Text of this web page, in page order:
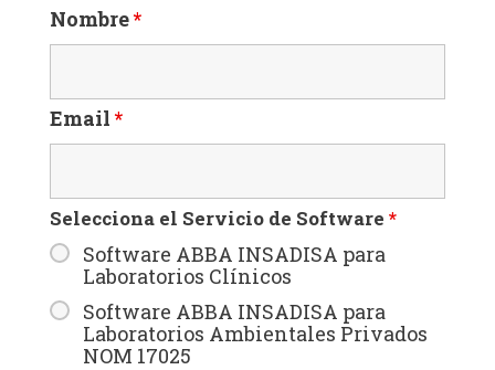
Nombre*
Email *
Selecciona el Servicio de Software *
Software ABBA INSADISA para
Laboratorios Clínicos
Software ABBA INSADISA para
Laboratorios Ambientales Privados
NOM 17025